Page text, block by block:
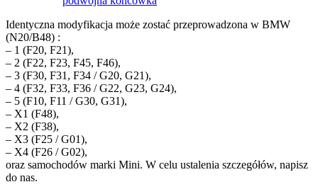
Identyczna modyfikacja może zostać przeprowadzona w BMW
(N20/B48) :
– 1 (F20, F21),
– 2 (F22, F23, F45, F46),
– 3 (F30, F31, F34 / G20, G21),
– 4 (F32, F33, F36 / G22, G23, G24),
– 5 (F10, F11 / G30, G31),
– X1 (F48),
– X2 (F38),
– X3 (F25 / G01),
– X4 (F26 / G02),
oraz samochodów marki Mini. W celu ustalenia szczegółów, napisz
do nas.